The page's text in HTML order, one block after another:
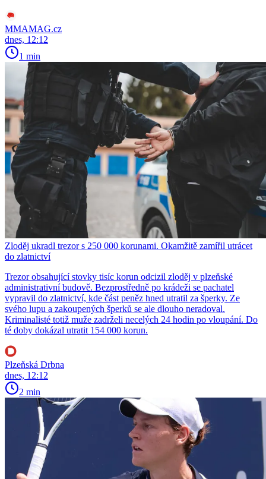
MMAMAG.cz
dnes, 12:12
1 min
Zloděj ukradl trezor s 250 000 korunami. Okamžitě zamířil utrácet
do zlatnictví
Trezor obsahující stovky tisíc korun odcizil zloděj v plzeňské
administrativní budově. Bezprostředně po krádeži se pachatel
vypravil do zlatnictví, kde část peněz hned utratil za šperky. Ze
svého lupu a zakoupených šperků se ale dlouho neradoval.
Kriminalisté totiž muže zadrželi necelých 24 hodin po vloupání. Do
té doby dokázal utratit 154 000 korun.
Plzeňská Drbna
dnes, 12:12
2 min